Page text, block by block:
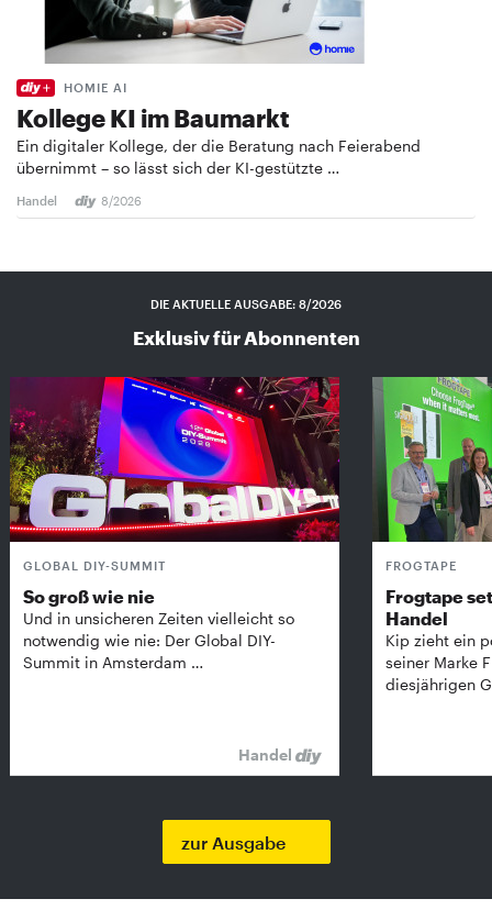
HOMIE AI
Kollege KI im Baumarkt
Ein digitaler Kollege, der die Beratung nach Feierabend
übernimmt – so lässt sich der KI-gestützte …
Handel 8/2026
DIE AKTUELLE AUSGABE: 8/2026
Exklusiv für Abonnenten
GLOBAL DIY-SUMMIT
So groß wie nie
Und in unsicheren Zeiten vielleicht so
notwendig wie nie: Der Global DIY-
Summit in Amsterdam …
Handel
FROGTAPE
Frogtape
Handel
Kip zieht ein
seiner Marke
diesjährigen
zur Ausgabe